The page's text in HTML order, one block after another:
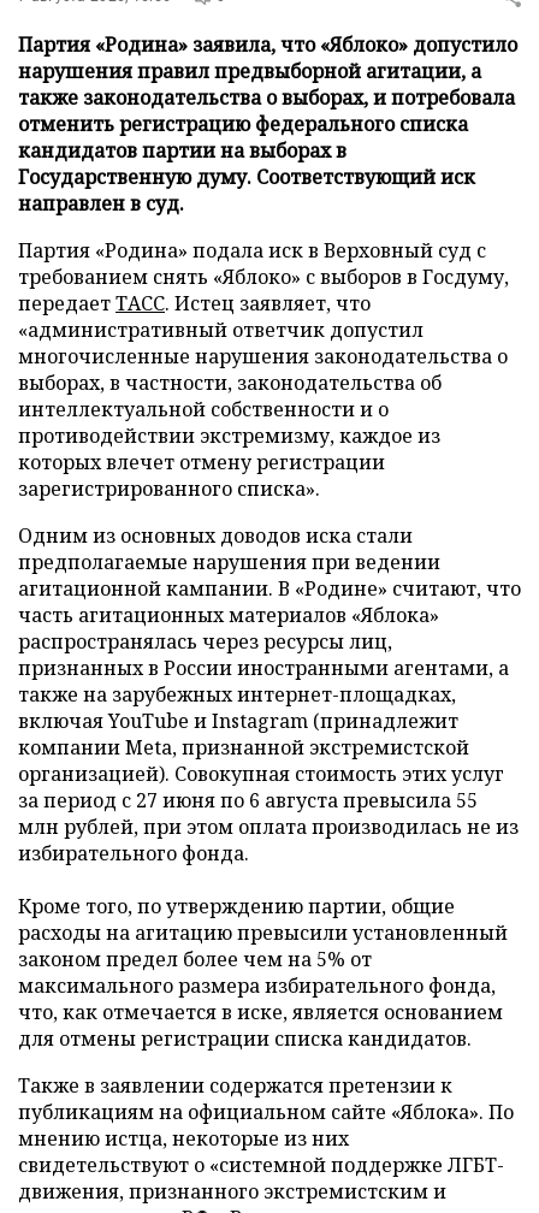
Партия «Родина» заявила, что «Яблоко» допустило
нарушения правил предвыборной агитации, а
также законодательства о выборах, и потребовала
отменить регистрацию федерального списка
кандидатов партии на выборах в
Государственную думу. Соответствующий иск
направлен в суд.
Партия «Родина» подала иск в Верховный суд с
требованием снять «Яблоко» с выборов в Госдуму,
передаетТАСС. Истец заявляет, что
«административный ответчик допустил
многочисленные нарушения законодательства о
выборах, в частности, законодательства об
интеллектуальной собственности и о
противодействии экстремизму, каждое из
которых влечет отмену регистрации
зарегистрированного списка».
Одним из основных доводов иска стали
предполагаемые нарушения при ведении
агитационной кампании. В «Родине» считают, что
часть агитационных материалов «Яблока»
распространялась через ресурсы лиц,
признанных в России иностранными агентами, а
также на зарубежных интернет-площадках,
включая YouTube и Instagram (принадлежит
компании Meta, признанной экстремистской
организацией). Совокупная стоимость этих услуг
за период с 27 июня по 6 августа превысила 55
млн рублей, при этом оплата производилась не из
избирательного фонда.
Кроме того, по утверждению партии, общие
расходы на агитацию превысили установленный
законом предел более чем на 5% от
максимального размера избирательного фонда,
что, как отмечается в иске, является основанием
для отмены регистрации списка кандидатов.
Также в заявлении содержатся претензии к
публикациям на официальном сайте «Яблока». По
мнению истца, некоторые из них
свидетельствуют о «системной поддержке ЛГБТ-
движения, признанного экстремистским и